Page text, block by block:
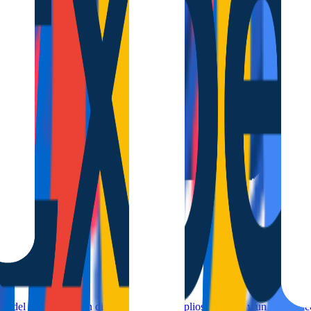
capacidad para hasta 5 huéspedes y todo lo necesario para
del Acequión, con diseño moderno, amplios espacios y un gran